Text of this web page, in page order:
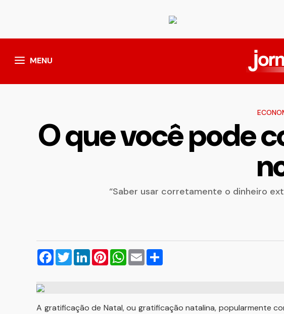
MENU
O que você pode
“Saber usar corretamente o dinheiro
Facebook
TwitterLinkedInPinterestWhatsApp
Email
A gratificação de Natal, ou gratificação natalina, popularmente